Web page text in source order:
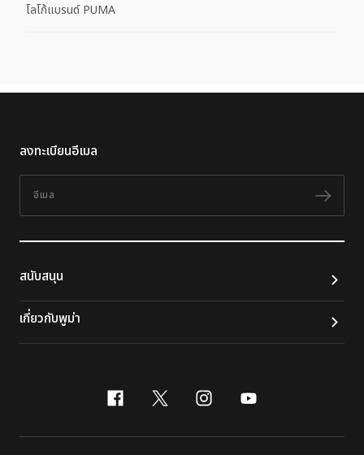
โลโก้แบรนด์ PUMA
ลงทะเบียนอีเมล
ติดต
สนับสนุน
เกี่ยวกับพูม่า
facebook
x-twitter
instagram
youtube